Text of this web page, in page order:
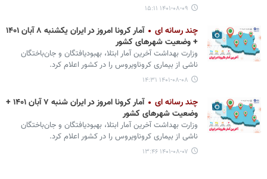
۱۴۰۱-۰۸-۰۹ ۱۵:۱۱
چند رسانه ای
آمار کرونا امروز در ایران یکشنبه ۸ آبان ۱۴۰۱
+ وضعیت شهرهای کشور
وزارت بهداشت آخرین آمار ابتلا، بهبودیافتگان و جان‌باختگان
ناشی از بیماری کروناویروس را در کشور اعلام کرد.
۱۴۰۱-۰۸-۰۸ ۱۴:۳۱
چند رسانه ای
آمار کرونا امروز در ایران شنبه ۷ آبان ۱۴۰۱ +
وضعیت شهرهای کشور
وزارت بهداشت آخرین آمار ابتلا، بهبودیافتگان و جان‌باختگان
ناشی از بیماری کروناویروس را در کشور اعلام کرد.
۱۴۰۱-۰۸-۰۷ ۱۳:۴۶